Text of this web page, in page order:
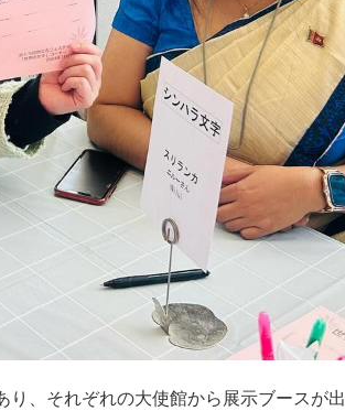
、それぞれの大使館から展示ブースが